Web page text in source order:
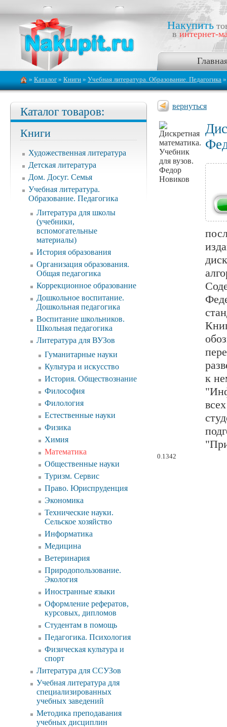
Накупить
в интернет-
» Каталог » Книги » Учебная литература. Образование. Педагогика
Каталог товаров:
Книги
Художественная литература
Детская литература
Дом. Досуг. Семья
Учебная литература.
Образование. Педагогика
Литература для школы
(учебники,
вспомогательные
материалы)
История образования
Организация образования.
Общая педагогика
Коррекционное образование
Дошкольное воспитание.
Дошкольная педагогика
Воспитание школьников.
Школьная педагогика
Литература для ВУЗов
Гуманитарные науки
Культура и искусство
История. Обществознание
Философия
Филология
Естественные науки
Физика
Химия
Математика
Общественные науки
Туризм. Сервис
Право. Юриспруденция
Экономика
Технические науки.
Сельское хозяйство
Информатика
Медицина
Ветеринария
Природопользование.
Экология
Иностранные языки
Оформление рефератов,
курсовых, дипломов
Студентам в помощь
Педагогика. Психология
Физическая культура и
спорт
Литература для ССУЗов
Учебная литература для
специализированных
учебных заведений
Методика преподавания
учебных дисциплин
вернуться
к
0.1342